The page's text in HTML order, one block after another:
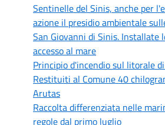
Sentinelle del Sinis, anche per
azione il presidio ambientale
San Giovanni di Sinis. Installate
accesso al mare
Principio d'incendio sul litorale
Restituiti al Comune 40
Arutas
Raccolta differenziata nelle
regole dal primo luglio